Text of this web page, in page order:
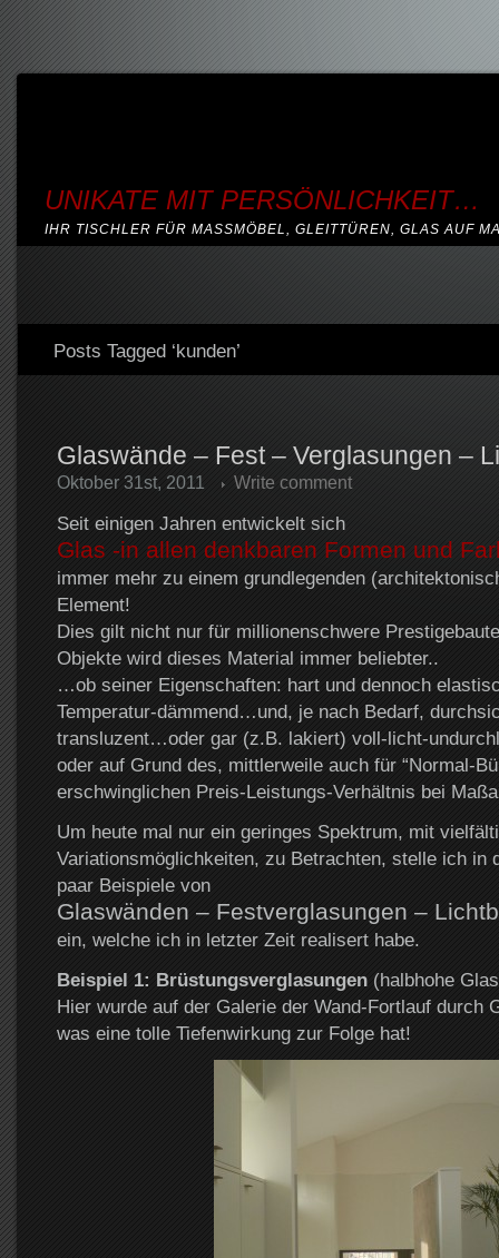
UNIKATE MIT PERSÖNLICHKEIT…
IHR TISCHLER FÜR MASSMÖBEL, GLEITTÜREN, GLAS AUF
Posts Tagged ‘kunden’
Glaswände – Fest – Verglasungen –
Oktober 31st, 2011 Write comment
Seit einigen Jahren entwickelt sich
Glas -in allen denkbaren Formen und
immer mehr zu einem grundlegenden
Element!
Dies gilt nicht nur für millionenschwere
Objekte wird dieses Material immer beliebter..
…ob seiner Eigenschaften: hart und dennoch
Temperatur-dämmend…und, je nach Bedarf,
transluzent…oder gar (z.B. lakiert) voll-licht-
oder auf Grund des, mittlerweile auch für “Normal-
erschwinglichen Preis-Leistungs-Verhältnis bei
Um heute mal nur ein geringes Spektrum, mit
Variationsmöglichkeiten, zu Betrachten, stelle ich in
paar Beispiele von
Glaswänden – Festverglasungen –
ein, welche ich in letzter Zeit realisert habe.
Beispiel 1: Brüstungsverglasungen(halbhohe
Hier wurde auf der Galerie der Wand-Fortlauf durch
was eine tolle Tiefenwirkung zur Folge hat!